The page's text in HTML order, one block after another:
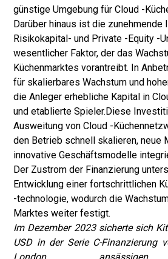
günstige Umgebung für Cloud -
Darüber hinaus ist die zunehmende
Risikokapital- und Private -Equity -
wesentlicher Faktor, der das
Küchenmarktes vorantreibt. In
für skalierbares Wachstum und
die Anleger erhebliche Kapital in
und etablierte Spieler.Diese
Ausweitung von Cloud -
den Betrieb schnell skalieren, neue
innovative Geschäftsmodelle
Der Zustrom der Finanzierung
Entwicklung einer fortschrittlichen
-technologie, wodurch die
Marktes weiter festigt.
Im Dezember 2023 sicherte sich
USD in der Serie C-Finanzierung